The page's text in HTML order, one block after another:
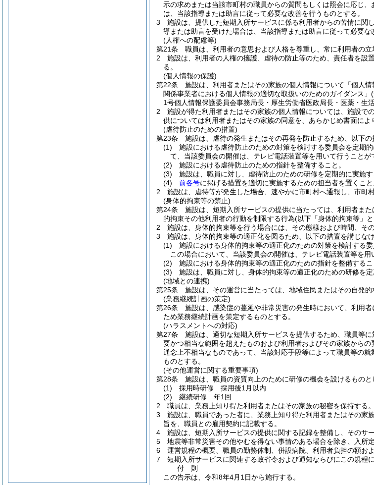
示の求めまたは当該市町村の職員からの質問もしくは照会に応じ
は、当該指導または助言に従って必要な改善を行うものとする。
3
施設は、提供した短期入所サービスに係る利用者からの苦情に
導または助言を受けた場合は、当該指導または助言に従って必要な
(人権への配慮等)
第21条
職員は、利用者の意思および人格を尊重し、常に利用者の
2
施設は、利用者の人権の擁護、虐待の防止等のため、責任者を設
る。
(個人情報の保護)
第22条
施設は、利用者またはその家族の個人情報について「個人情
関係事業者における個人情報の適切な取扱いのためのガイダンス」
1号個人情報保護委員会事務局長・厚生労働省医政局長・医薬・生
2
施設が得た利用者またはその家族の個人情報については、施設で
供については利用者またはその家族の同意を、あらかじめ書面によ
(虐待防止のための措置)
第23条
施設は、虐待の発生またはその再発を防止するため、以下の
(1)
施設における虐待防止のための対策を検討する委員会を定期
て、当該委員会の開催は、テレビ電話装置等を用いて行うことが
(2)
施設における虐待防止のための指針を整備すること。
(3)
施設は、職員に対し、虐待防止のための研修を定期的に実施す
(4)
前各号に掲げる措置を適切に実施するための担当者を置くこと
2
施設は、虐待等が発生した場合、速やかに市町村へ通報し、市町
(身体的拘束等の禁止)
第24条
施設は、短期入所サービスの提供に当たっては、利用者ま
的拘束その他利用者の行動を制限する行為(以下「身体的拘束等」
2
施設は、身体的拘束等を行う場合には、その態様および時間、そ
3
施設は、身体的拘束等の適正化を図るため、以下の措置を講じな
(1)
施設における身体的拘束等の適正化のための対策を検討する
この場合において、当該委員会の開催は、テレビ電話装置等を用
(2)
施設における身体的拘束等の適正化のための指針を整備するこ
(3)
施設は、職員に対し、身体的拘束等の適正化のための研修を定
(地域との連携)
第25条
施設は、その運営に当たっては、地域住民またはその自発
(業務継続計画の策定)
第26条
施設は、感染症の蔓延や非常災害の発生時において、利用
ため業務継続計画を策定するものとする。
(ハラスメントへの対応)
第27条
施設は、適切な短期入所サービスを提供するため、職員等
要かつ相当な範囲を超えたものおよび利用者およびその家族から
通念上不相当なものであって、当該対応手段等によって職員等の
ものとする。
(その他運営に関する重要事項)
第28条
施設は、職員の資質向上のために研修の機会を設けるもの
(1)
採用時研修 採用後1月以内
(2)
継続研修 年1回
2
職員は、業務上知り得た利用者またはその家族の秘密を保持する。
3
施設は、職員であった者に、業務上知り得た利用者またはその家
旨を、職員との雇用契約に記載する。
4
施設は、短期入所サービスの提供に関する記録を整備し、そのサ
5
地震等非常災害その他やむを得ない事情のある場合を除き、入所
6
運営規程の概要、職員の勤務体制、併設病院、利用者負担の額お
7
短期入所サービスに関連する政省令および通知ならびにこの規程
付 則
この告示は、令和8年4月1日から施行する。